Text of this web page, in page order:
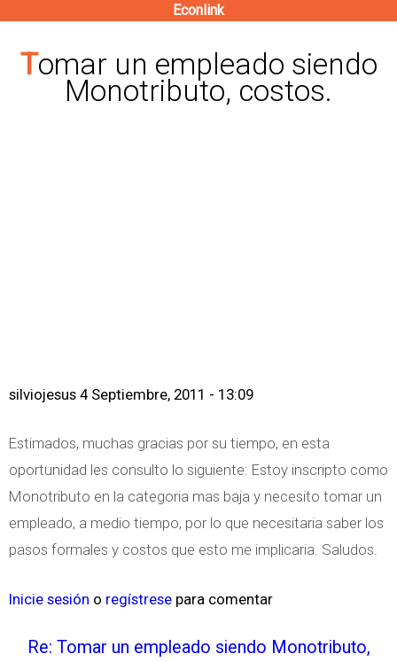
contenido
principal
Econlink
Tomar un empleado siendo
Monotributo, costos.
silviojesus 4 Septiembre, 2011 - 13:09
Estimados, muchas gracias por su tiempo, en esta
oportunidad les consulto lo siguiente: Estoy inscripto como
Monotributo en la categoria mas baja y necesito tomar un
empleado, a medio tiempo, por lo que necesitaria saber los
pasos formales y costos que esto me implicaria. Saludos.
Inicie sesión o regístrese para comentar
Re: Tomar un empleado siendo Monotributo,